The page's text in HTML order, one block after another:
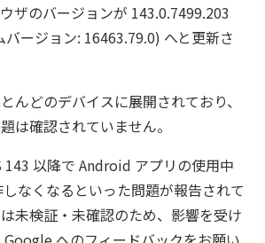
ザのバージョンが 143.0.7499.203
ージョン: 16463.79.0) へと更新さ
んどのデバイスに展開されており、
は確認されていません。
以降で Android アプリの使用中
なくなるといった問題が報告されて
未検証・未確認のため、影響を受け